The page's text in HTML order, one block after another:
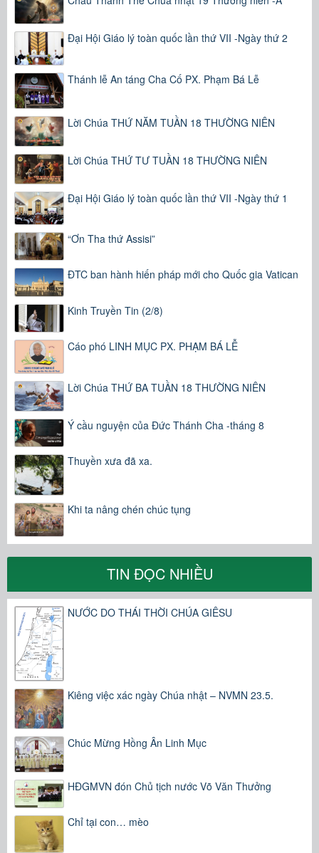
Đại Hội Giáo lý toàn quốc lần thứ VII -Ngày thứ 2
Thánh lễ An táng Cha Cố PX. Phạm Bá Lễ
Lời Chúa THỨ NĂM TUẦN 18 THƯỜNG NIÊN
Lời Chúa THỨ TƯ TUẦN 18 THƯỜNG NIÊN
Đại Hội Giáo lý toàn quốc lần thứ VII -Ngày thứ 1
“Ơn Tha thứ Assisi”
ĐTC ban hành hiến pháp mới cho Quốc gia Vatican
Kinh Truyền Tin (2/8)
Cáo phó LINH MỤC PX. PHẠM BÁ LỄ
Lời Chúa THỨ BA TUẦN 18 THƯỜNG NIÊN
Ý cầu nguyện của Đức Thánh Cha -tháng 8
Thuyền xưa đã xa.
Khi ta nâng chén chúc tụng
TIN ĐỌC NHIỀU
NƯỚC DO THÁI THỜI CHÚA GIÊSU
Kiêng việc xác ngày Chúa nhật – NVMN 23.5.
Chúc Mừng Hồng Ân Linh Mục
HĐGMVN đón Chủ tịch nước Võ Văn Thưởng
Chỉ tại con… mèo